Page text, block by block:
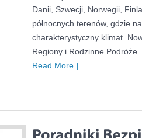
Danii, Szwecji, Norwegii,
północnych terenów, gdzie
charakterystyczny klimat.
Regiony i Rodzinne
Read More ]